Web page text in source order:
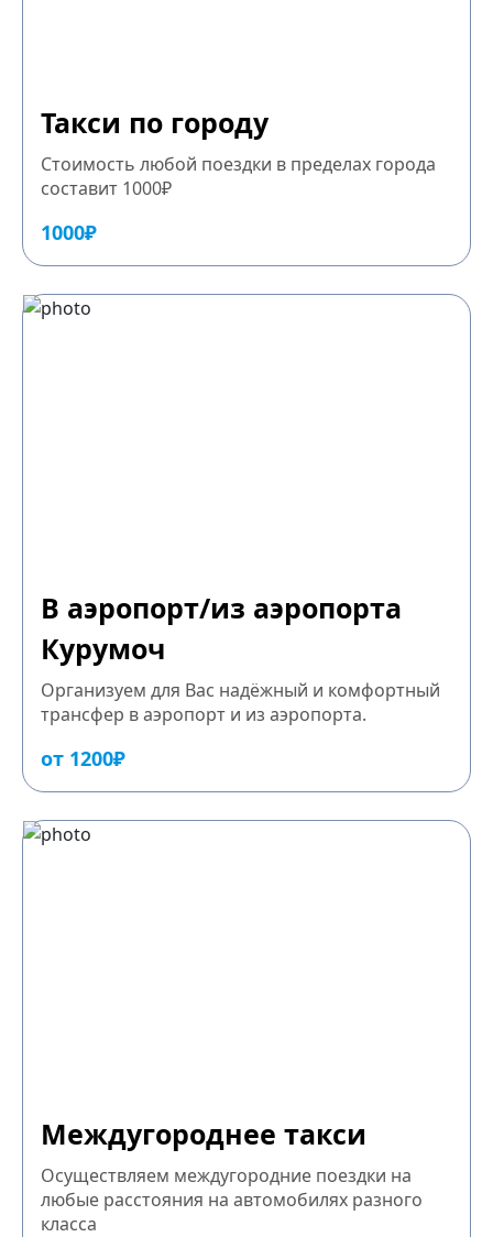
Такси по городу
Стоимость любой поездки в пределах города
составит 1000₽
1000₽
В аэропорт/из аэропорта
Курумоч
Организуем для Вас надёжный и комфортный
трансфер в аэропорт и из аэропорта.
от 1200₽
Междугороднее такси
Осуществляем междугородние поездки на
любые расстояния на автомобилях разного
класса